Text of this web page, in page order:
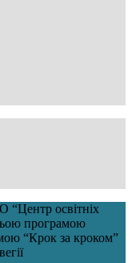
“Центр освітніх
програмою
“Крок за кроком”